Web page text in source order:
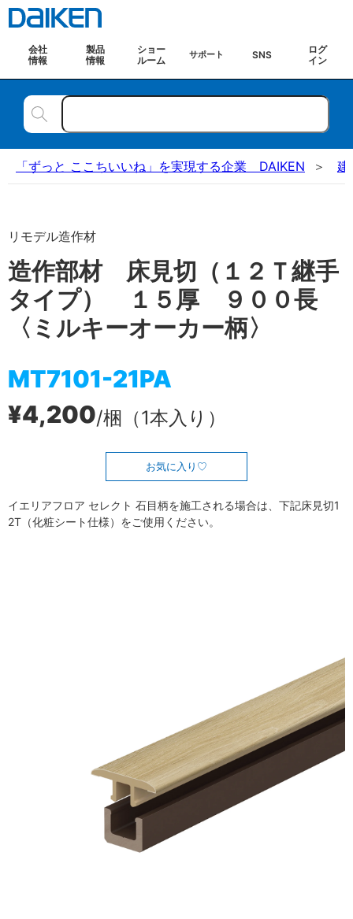
会社
情報
製品
情報
ショー
ルーム
サポート SNS
ログ
イン
「ずっと ここちいいね」を実現する企業 DAIKEN 建
リモデル造作材
造作部材 床見切（１２Ｔ継手
タイプ） １５厚 ９００長
〈ミルキーオーカー柄〉
MT7101-21PA
¥4,200/梱（1本入り）
お気に入り
イエリアフロア セレクト 石目柄を施工される場合は、下記床見切1
2T（化粧シート仕様）をご使用ください。